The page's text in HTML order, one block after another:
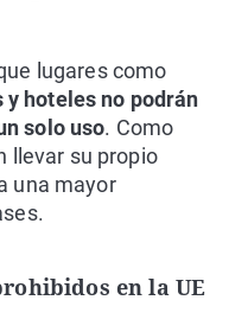
lugares como
hoteles no podrán
solo uso. Como
llevar su propio
una mayor
en la UE